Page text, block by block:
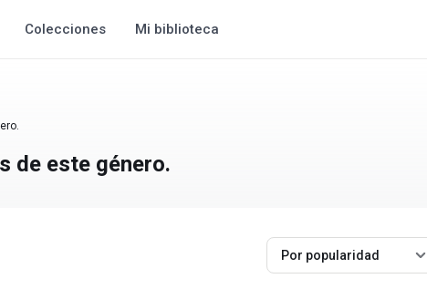
Colecciones Mi biblioteca
de este género.
Por popularidad